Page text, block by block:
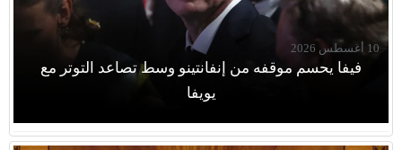
فيفا يحسم موقفه من إنفانتينو وسط تصاعد التوتر مع
يويفا
10 أغسطس 2026